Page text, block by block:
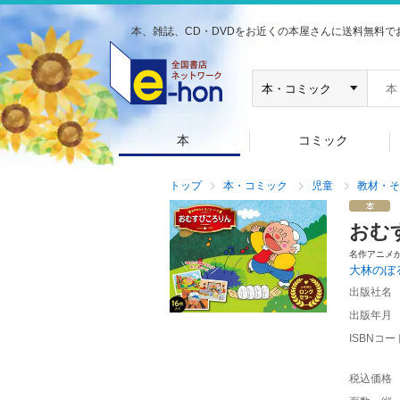
本、雑誌、CD・DVDをお近くの本屋さんに送料無料で
本 コミック
トップ 本・コミック 児童 教材・
おむ
名作アニメ
大林の
出版社名
出版年月
ISBNコー
税込価格